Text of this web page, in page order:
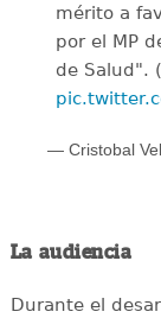
mérito a
por el MP
de Salud".
— Cristobal
La audiencia
Durante el